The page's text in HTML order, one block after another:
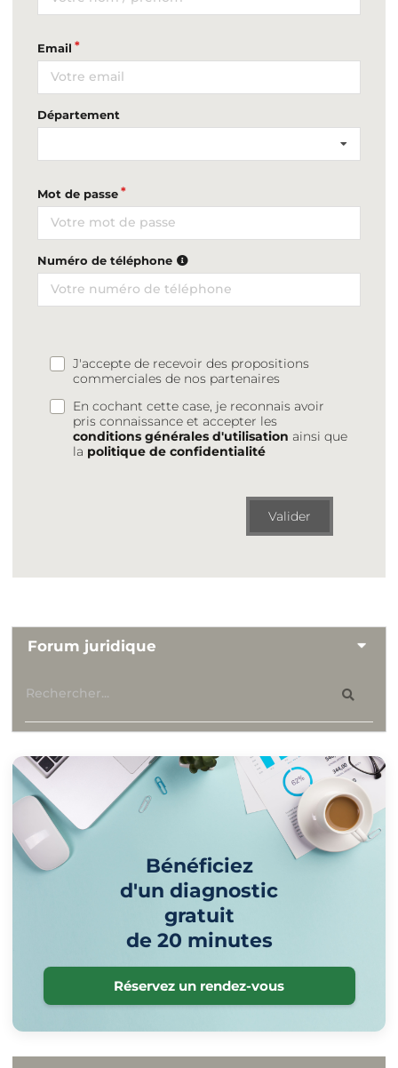
Email
Département
Mot de passe
Numéro de téléphone
J'accepte de recevoir des propositions
commerciales de nos partenaires
En cochant cette case, je reconnais avoir
pris connaissance et accepter les
conditions générales d'utilisation ainsi que
la politique de confidentialité
Valider
Forum juridique
Bénéficiez
d'un diagnostic
gratuit
de 20 minutes
Réservez un rendez-vous